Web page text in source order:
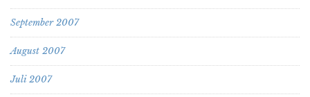
September 2007
August 2007
Juli 2007